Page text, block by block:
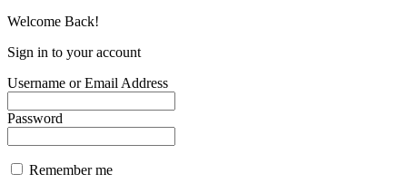
Welcome Back!
Sign in to your account
Username or Email Address
Password
Remember me